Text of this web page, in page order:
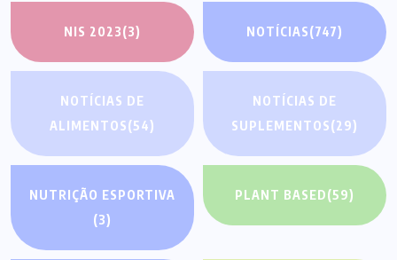
NIS 2023(3) NOTÍCIAS(747)
NOTÍCIAS DE
ALIMENTOS(54)
NOTÍCIAS DE
SUPLEMENTOS(29)
NUTRIÇÃO ESPORTIVA
(3)
PLANT BASED(59)